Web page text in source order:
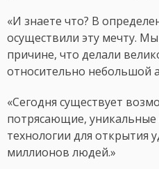
«И знаете что? В
осуществили эту мечту.
причине, что делали
относительно небольшой
«Сегодня существует
потрясающие,
технологии для открытия
миллионов людей.»